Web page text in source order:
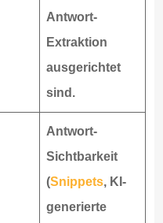
Antwort-
Extraktion
ausgerichtet
sind.
Antwort-
Sichtbarkeit
(Snippets, KI-
generierte